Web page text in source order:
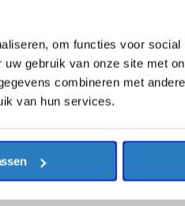
om functies voor
gebruik van onze site met
combineren met
van hun services.